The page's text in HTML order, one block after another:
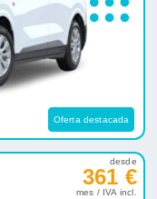
Oferta destacada
desde
361 €
mes / IVA incl.